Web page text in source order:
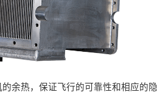
余热，保证飞行的可靠性和相应的